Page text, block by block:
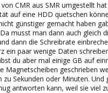
CMR aus SMR umgestellt
auf eine HDD quetschen
günstiger gemacht haben
musst man dann auch gleich
dann die Schreibrate
paar wenige Daten
du aber mal einige GB auf
geschrieben
Sekunden oder Minuten.
antworten kann, weil sie viel